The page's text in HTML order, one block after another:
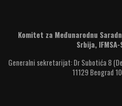
Komitet za Međunarodnu
Srbija,
Generalni sekretarijat: Dr Subotića 8
11129 Beograd